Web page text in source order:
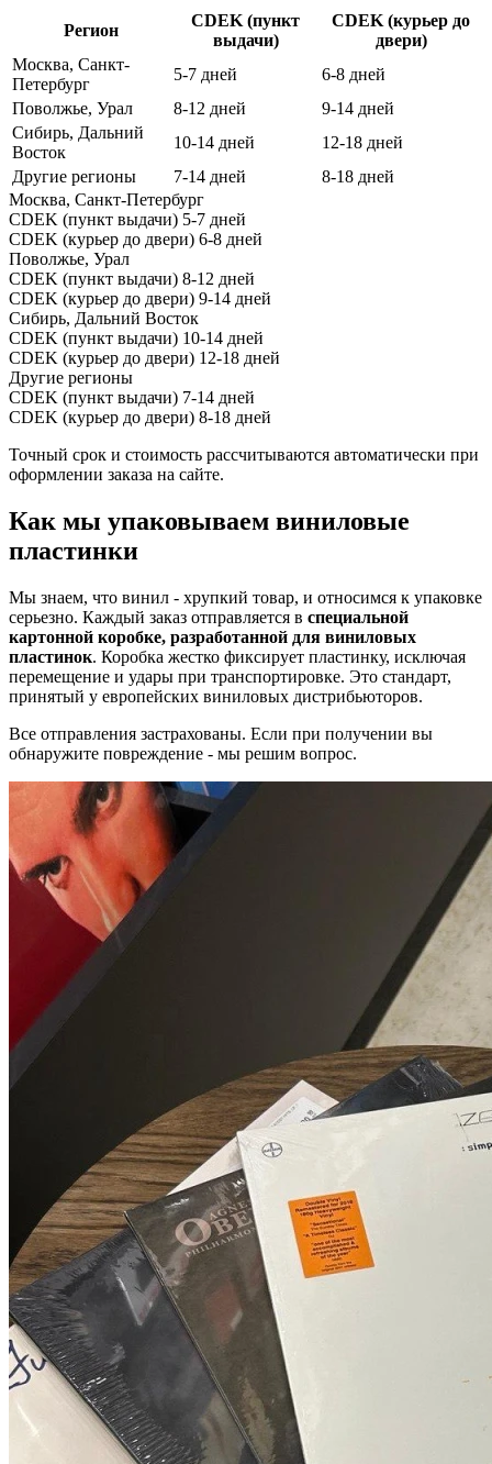
Регион
CDEK (пункт
выдачи)
CDEK (курьер до
двери)
Москва, Санкт-
Петербург
5-7 дней
6-8 дней
Поволжье, Урал
8-12 дней
9-14 дней
Сибирь, Дальний
Восток
10-14 дней
12-18 дней
Другие регионы
7-14 дней
8-18 дней
Москва, Санкт-Петербург
CDEK (пункт выдачи) 5-7 дней
CDEK (курьер до двери) 6-8 дней
Поволжье, Урал
CDEK (пункт выдачи) 8-12 дней
CDEK (курьер до двери) 9-14 дней
Сибирь, Дальний Восток
CDEK (пункт выдачи) 10-14 дней
CDEK (курьер до двери) 12-18 дней
Другие регионы
CDEK (пункт выдачи) 7-14 дней
CDEK (курьер до двери) 8-18 дней
Точный срок и стоимость рассчитываются автоматически при
оформлении заказа на сайте.
Как мы упаковываем виниловые
пластинки
Мы знаем, что винил - хрупкий товар, и относимся к упаковке
серьезно. Каждый заказ отправляется в специальной
картонной коробке, разработанной для виниловых
пластинок. Коробка жестко фиксирует пластинку, исключая
перемещение и удары при транспортировке. Это стандарт,
принятый у европейских виниловых дистрибьюторов.
Все отправления застрахованы. Если при получении вы
обнаружите повреждение - мы решим вопрос.